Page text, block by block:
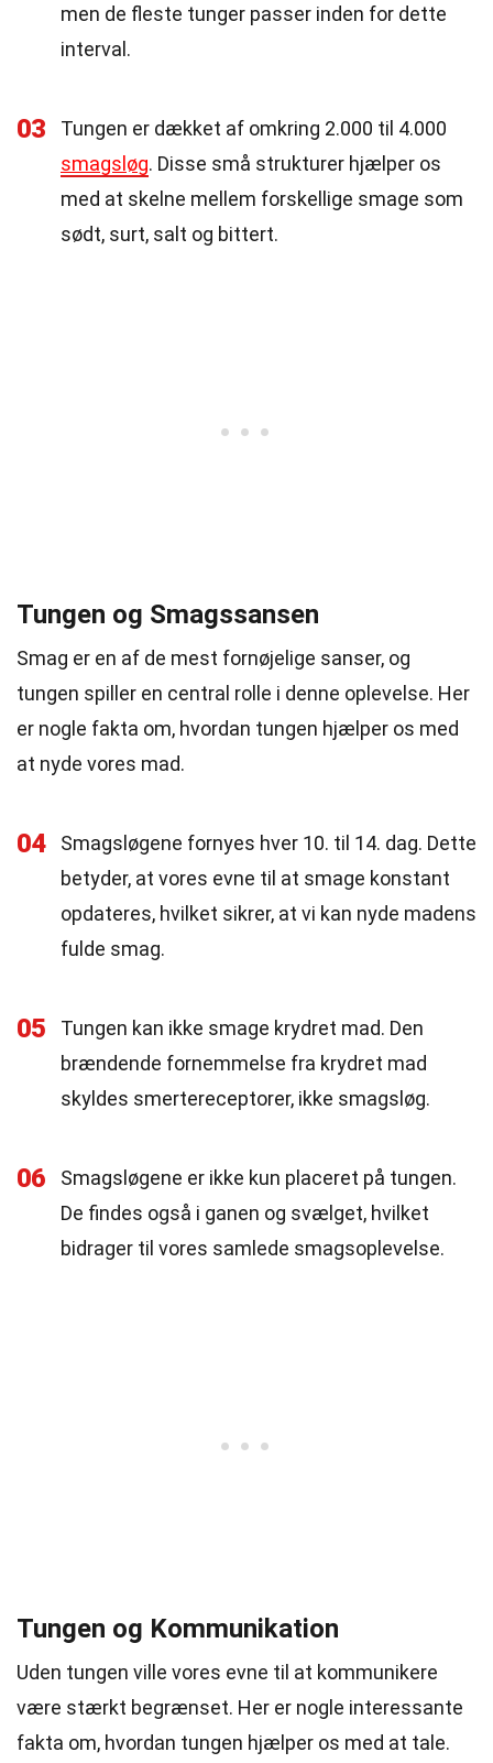
men de fleste tunger passer inden for dette
interval.
03
Tungen er dækket af omkring 2.000 til 4.000
smagsløg. Disse små strukturer hjælper os
med at skelne mellem forskellige smage som
sødt, surt, salt og bittert.
Tungen og Smagssansen
Smag er en af de mest fornøjelige sanser, og
tungen spiller en central rolle i denne oplevelse. Her
er nogle fakta om, hvordan tungen hjælper os med
at nyde vores mad.
04
Smagsløgene fornyes hver 10. til 14. dag. Dette
betyder, at vores evne til at smage konstant
opdateres, hvilket sikrer, at vi kan nyde madens
fulde smag.
05
Tungen kan ikke smage krydret mad. Den
brændende fornemmelse fra krydret mad
skyldes smertereceptorer, ikke smagsløg.
06
Smagsløgene er ikke kun placeret på tungen.
De findes også i ganen og svælget, hvilket
bidrager til vores samlede smagsoplevelse.
Tungen og Kommunikation
Uden tungen ville vores evne til at kommunikere
være stærkt begrænset. Her er nogle interessante
fakta om, hvordan tungen hjælper os med at tale.